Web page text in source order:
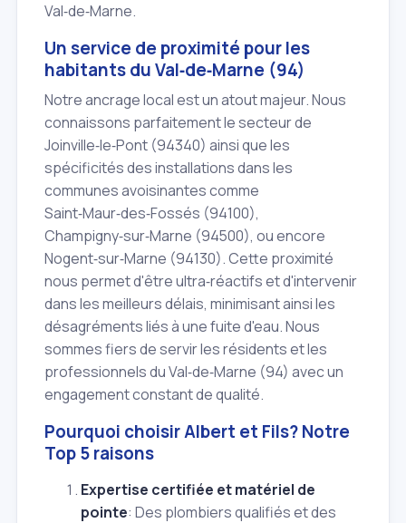
Val‑de‑Marne.
Un service de proximité pour les
habitants du Val‑de‑Marne (94)
Notre ancrage local est un atout majeur. Nous
connaissons parfaitement le secteur de
Joinville‑le‑Pont (94340) ainsi que les
spécificités des installations dans les
communes avoisinantes comme
Saint‑Maur‑des‑Fossés (94100),
Champigny‑sur‑Marne (94500), ou encore
Nogent‑sur‑Marne (94130). Cette proximité
nous permet d'être ultra‑réactifs et d'intervenir
dans les meilleurs délais, minimisant ainsi les
désagréments liés à une fuite d'eau. Nous
sommes fiers de servir les résidents et les
professionnels du Val‑de‑Marne (94) avec un
engagement constant de qualité.
Pourquoi choisir Albert et Fils? Notre
Top 5 raisons
Expertise certifiée et matériel de
pointe: Des plombiers qualifiés et des